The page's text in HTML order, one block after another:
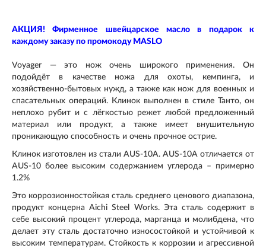
АКЦИЯ! Фирменное швейцарское масло в подарок к
каждому заказу по промокоду MASLO
Voyager — это нож очень широкого применения. Он
подойдёт в качестве ножа для охоты, кемпинга, и
хозяйственно-бытовых нужд, а также как нож для военных и
спасательных операций. Клинок выполнен в стиле Танто, он
неплохо рубит и с лёгкостью режет любой предложенный
материал или продукт, а также имеет внушительную
проникающую способность и очень прочное острие.
Клинок изготовлен из стали AUS-10А. AUS-10A отличается от
AUS-10 более высоким содержанием углерода – примерно
1.2%
Это коррозионностойкая сталь среднего ценового диапазона,
продукт концерна Aichi Steel Works. Эта сталь содержит в
себе высокий процент углерода, марганца и молибдена, что
делает эту сталь достаточно износостойкой и устойчивой к
высоким температурам. Стойкость к коррозии и агрессивной